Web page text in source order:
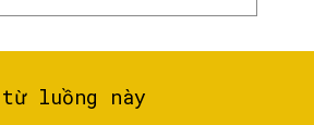
luồng này